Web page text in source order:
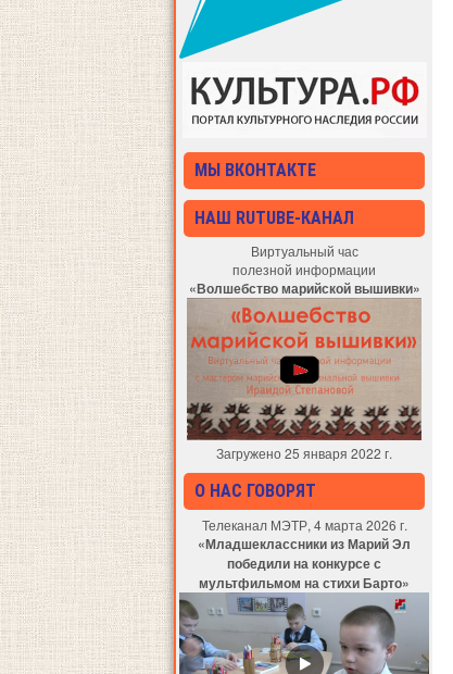
МЫ ВКОНТАКТЕ
НАШ RUTUBE-КАНАЛ
Виртуальный час
полезной информации
«Волшебство марийской вышивки»
Загружено 25 января 2022 г.
О НАС ГОВОРЯТ
Телеканал МЭТР, 4 марта 2026 г.
«Младшеклассники из Марий Эл
победили на конкурсе с
мультфильмом на стихи Барто»